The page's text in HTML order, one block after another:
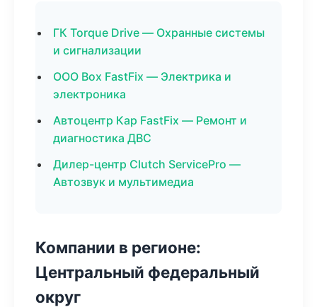
ГК Torque Drive — Охранные системы
и сигнализации
ООО Box FastFix — Электрика и
электроника
Автоцентр Кар FastFix — Ремонт и
диагностика ДВС
Дилер-центр Clutch ServicePro —
Автозвук и мультимедиа
Компании в регионе:
Центральный федеральный
округ